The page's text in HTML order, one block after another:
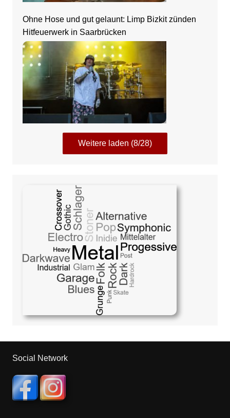
Ohne Hose und gut gelaunt: Limp Bizkit zünden
Hitfeuerwerk in Saarbrücken
Weitere laden (8/28)
Social Network